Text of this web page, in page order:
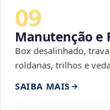
09
Manutenção e
Box desalinhado,
roldanas, trilhos e
SAIBA MAIS